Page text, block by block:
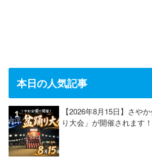
本日の人気記事
【2026年8月15日】さや
り大会」が開催されます！